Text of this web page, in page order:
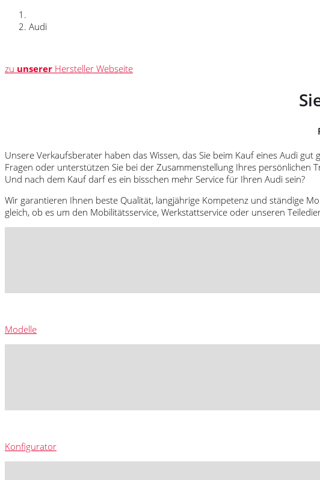
Audi
zu unserer Hersteller Webseite
Unsere Verkaufsberater haben das Wissen, das Sie beim Kauf eines Audi
Fragen oder unterstützen Sie bei der Zusammenstellung Ihres persönlichen
Und nach dem Kauf darf es ein bisschen mehr Service für Ihren Audi sein?
Wir garantieren Ihnen beste Qualität, langjährige Kompetenz und ständige
gleich, ob es um den Mobilitätsservice, Werkstattservice oder unseren
Modelle
Konfigurator